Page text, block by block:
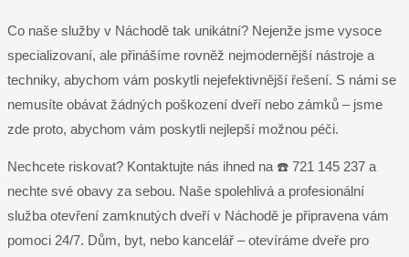
Co naše služby v Náchodě tak unikátní? Nejenže jsme vysoce
specializovaní, ale přinášíme rovněž nejmodernější nástroje a
techniky, abychom vám poskytli nejefektivnější řešení. S námi se
nemusíte obávat žádných poškození dveří nebo zámků – jsme
zde proto, abychom vám poskytli nejlepší možnou péči.
Nechcete riskovat? Kontaktujte nás ihned na ☎️ 721 145 237 a
nechte své obavy za sebou. Naše spolehlivá a profesionální
služba otevření zamknutých dveří v Náchodě je připravena vám
pomoci 24/7. Dům, byt, nebo kancelář – otevíráme dveře pro